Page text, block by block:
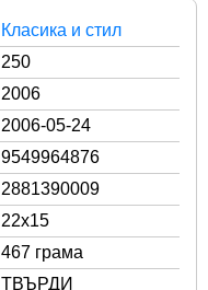
Класика и стил
250
2006
2006-05-24
9549964876
2881390009
22x15
467 грама
ТВЪРДИ